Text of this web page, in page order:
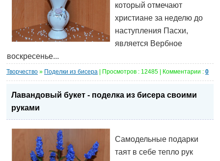
который отмечают
христиане за неделю до
наступления Пасхи,
является Вербное
воскресенье...
Творчество » Поделки из бисера | Просмотров : 12485 | Комментарии : 0
Лавандовый букет - поделка из бисера своими
руками
Самодельные подарки
таят в себе тепло рук